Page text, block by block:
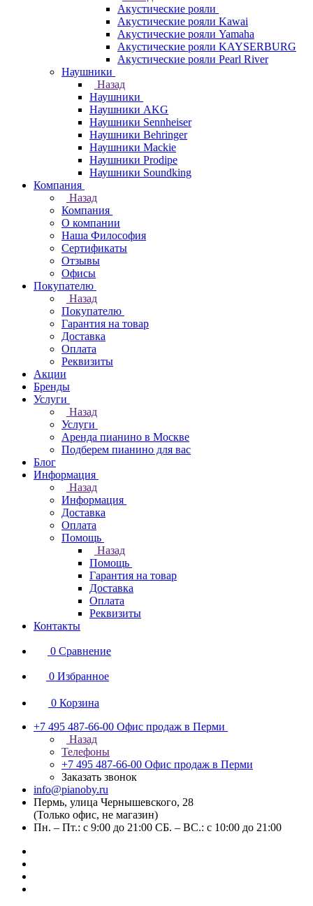
Акустические рояли
Акустические рояли Kawai
Акустические рояли Yamaha
Акустические рояли KAYSERBURG
Акустические рояли Pearl River
Наушники
Назад
Наушники
Наушники AKG
Наушники Sennheiser
Наушники Behringer
Наушники Mackie
Наушники Prodipe
Наушники Soundking
Компания
Назад
Компания
О компании
Наша Философия
Сертификаты
Отзывы
Офисы
Покупателю
Назад
Покупателю
Гарантия на товар
Доставка
Оплата
Реквизиты
Акции
Бренды
Услуги
Назад
Услуги
Аренда пианино в Москве
Подберем пианино для вас
Блог
Информация
Назад
Информация
Доставка
Оплата
Помощь
Назад
Помощь
Гарантия на товар
Доставка
Оплата
Реквизиты
Контакты
0 Сравнение
0 Избранное
0 Корзина
+7 495 487-66-00 Офис продаж в Перми
Назад
Телефоны
+7 495 487-66-00 Офис продаж в Перми
Заказать звонок
info@pianoby.ru
Пермь, улица Чернышевского, 28
(Только офис, не магазин)
Пн. – Пт.: с 9:00 до 21:00 СБ. – ВС.: с 10:00 до 21:00